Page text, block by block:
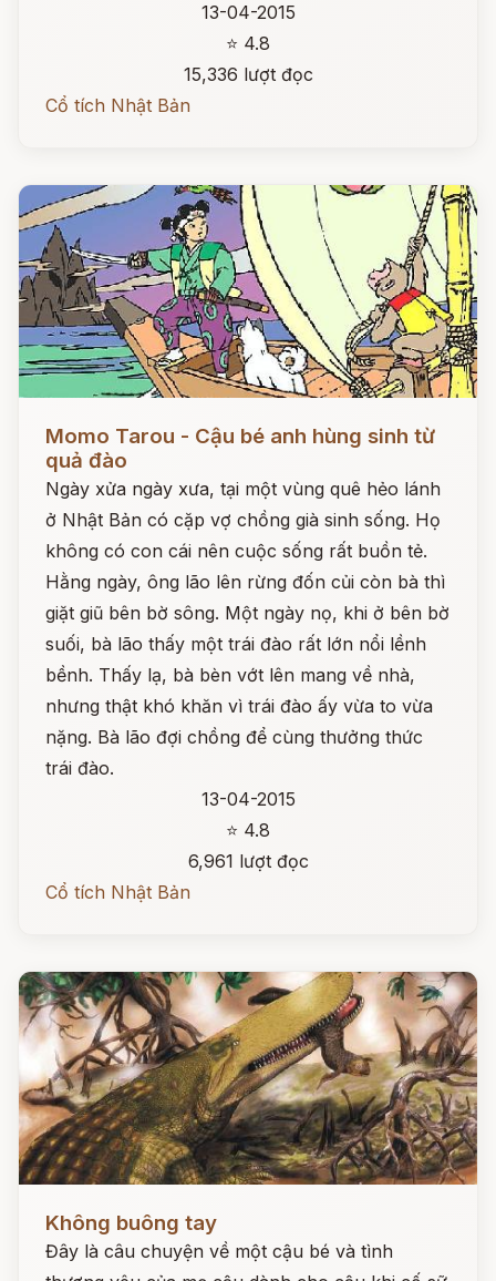
13-04-2015
⭐ 4.8
15,336 lượt đọc
Cổ tích Nhật Bản
Momo Tarou - Cậu bé anh hùng sinh từ
quả đào
Ngày xửa ngày xưa, tại một vùng quê hẻo lánh
ở Nhật Bản có cặp vợ chồng già sinh sống. Họ
không có con cái nên cuộc sống rất buồn tẻ.
Hằng ngày, ông lão lên rừng đốn củi còn bà thì
giặt giũ bên bờ sông. Một ngày nọ, khi ở bên bờ
suối, bà lão thấy một trái đào rất lớn nổi lềnh
bềnh. Thấy lạ, bà bèn vớt lên mang về nhà,
nhưng thật khó khăn vì trái đào ấy vừa to vừa
nặng. Bà lão đợi chồng để cùng thưởng thức
trái đào.
13-04-2015
⭐ 4.8
6,961 lượt đọc
Cổ tích Nhật Bản
Không buông tay
Đây là câu chuyện về một cậu bé và tình